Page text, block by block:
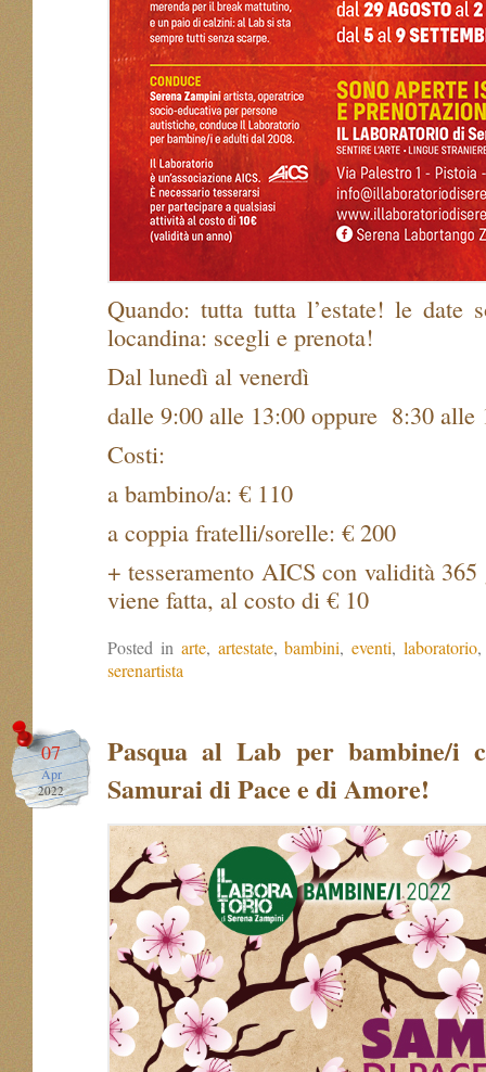
Quando: tutta tutta l’estate! le date
locandina: scegli e prenota!
Dal lunedì al venerdì
dalle 9:00 alle 13:00 oppure 8:30 alle
Costi:
a bambino/a: € 110
a coppia fratelli/sorelle: € 200
+ tesseramento AICS con validità
viene fatta, al costo di € 10
Posted in arte, artestate,bambini,eventi,laboratorio
serenartista
07
Apr
2022
Pasqua al Lab per bambine/i
Samurai di Pace e di Amore!